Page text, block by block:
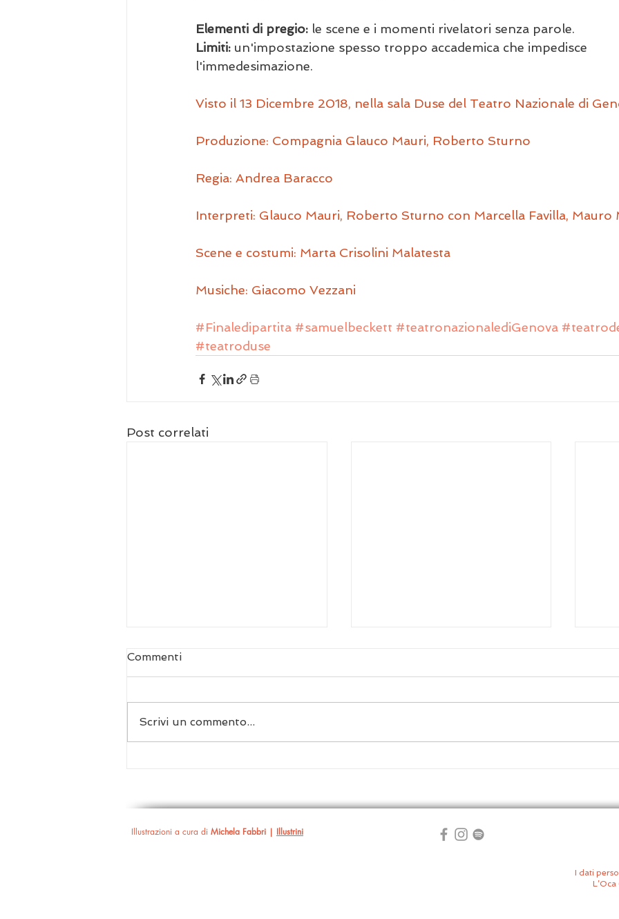
Elementi di pregio: le scene e i momenti rivelatori senza parole.
Limiti: un'impostazione spesso troppo accademica che impedisce
l'immedesimazione.
Visto il 13 Dicembre 2018, nella sala Duse del Teatro Nazionale di
Produzione: Compagnia Glauco Mauri, Roberto Sturno
Regia: Andrea Baracco
Interpreti: Glauco Mauri, Roberto Sturno con Marcella Favilla, Mauro
Scene e costumi: Marta Crisolini Malatesta
Musiche: Giacomo Vezzani
#Finaledipartita #samuelbeckett #teatronazionalediGenova
#teatroduse
Post correlati
Commenti
Scrivi un commento...
Illustrazioni a cura di Michela Fabbri | Illustrini
I dati